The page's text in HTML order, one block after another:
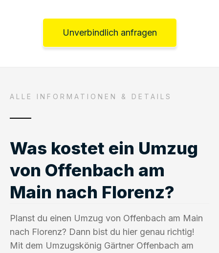
Unverbindlich anfragen
ALLE INFORMATIONEN & DETAILS
Was kostet ein Umzug
von Offenbach am
Main nach Florenz?
Planst du einen Umzug von Offenbach am Main
nach Florenz? Dann bist du hier genau richtig!
Mit dem Umzugskönig Gärtner Offenbach am